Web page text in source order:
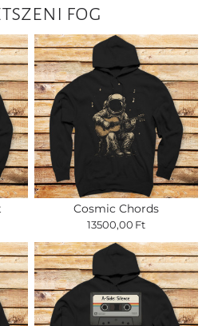
fog
Cosmic Chords
13500,00 Ft